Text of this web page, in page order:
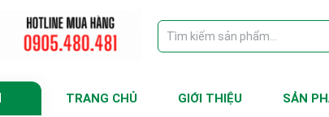
TRANG CHỦ GIỚI THIỆU SẢN